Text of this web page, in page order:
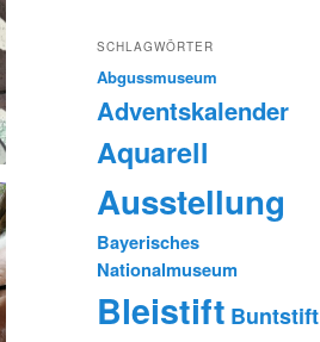
SCHLAGWÖRTER
Abgussmuseum
Adventskalender
Aquarell
Ausstellung
Bayerisches
Nationalmuseum
Bleistift Buntstift